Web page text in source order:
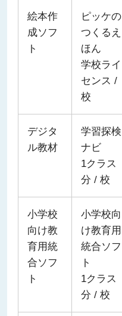
絵本作
成ソフ
ト
ピッケの
つくるえ
ほん
学校ライ
センス /
校
デジタ
ル教材
学習探検
ナビ
1クラス
分 / 校
小学校
向け教
育用統
合ソフ
ト
小学校向
け教育用
統合ソフ
ト
1クラス
分 / 校